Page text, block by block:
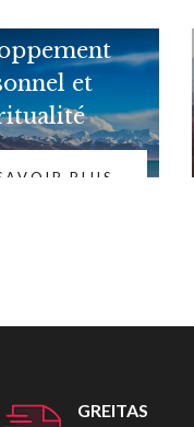
et
PLUS
GREITAS